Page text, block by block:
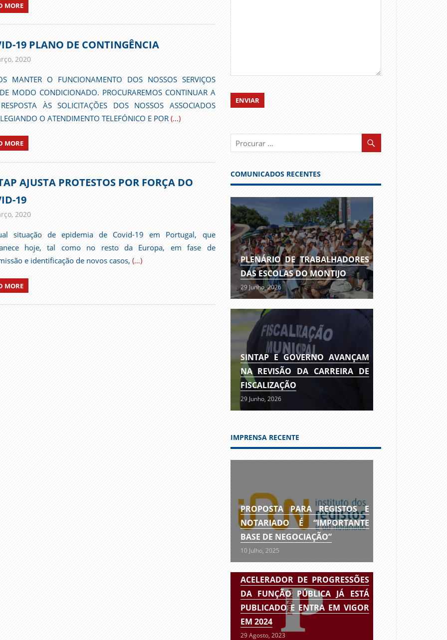
MORE
19 PLANO DE CONTINGÊNCIA
2020admin
Comunicados
MANTER O FUNCIONAMENTO DOS NOSSOS SERVIÇOS
MODO CONDICIONADO. PROCURAREMOS CONTINUAR A
ÀS SOLICITAÇÕES DOS NOSSOS ASSOCIADOS
O ATENDIMENTO TELEFÓNICO E POR (…)
MORE
AJUSTA PROTESTOS POR FORÇA DO
19
2020admin
Comunicados
situação de epidemia de Covid-19 em Portugal, que
hoje, tal como no resto da Europa, em fase de
e identificação de novos casos, (…)
MORE
COMUNICADOS RECENTES
PLENÁRIO DE TRABALHADORES
DAS ESCOLAS DO MONTIJO
29 Junho, 2026
SINTAP E GOVERNO AVANÇAM
NA REVISÃO DA CARREIRA DE
FISCALIZAÇÃO
29 Junho, 2026
IMPRENSA RECENTE
PROPOSTA PARA REGISTOS E
NOTARIADO É “IMPORTANTE
BASE DE NEGOCIAÇÃO”
10 Julho, 2025
ACELERADOR DE PROGRESSÕES
DA FUNÇÃO PÚBLICA JÁ ESTÁ
PUBLICADO E ENTRA EM VIGOR
EM 2024
29 Agosto, 2023